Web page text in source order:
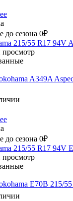
до сезона 0₽
A349A
до сезона 0₽
E70B 215/55